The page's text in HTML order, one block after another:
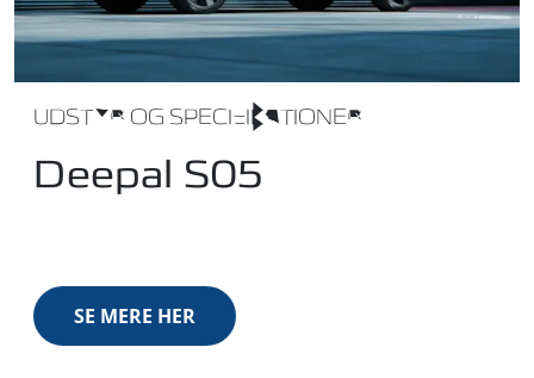
UDSTYR OG SPECIFIKATIONER
Deepal S05
SE MERE HER